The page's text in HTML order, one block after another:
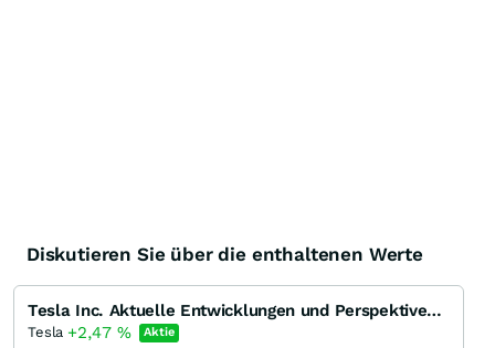
Diskutieren Sie über die enthaltenen Werte
Tesla Inc. Aktuelle Entwicklungen und Perspektiven des Pioniers der Elektromobilität
Tesla +2,47 % Aktie